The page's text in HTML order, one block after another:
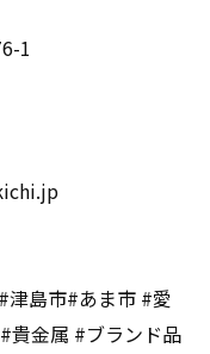
1
津島市#あま市 #愛
貴金属 #ブランド品